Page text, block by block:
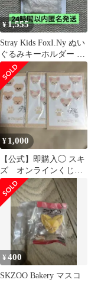
¥ 1,555
Stray Kids FoxI.Ny ぬい
ぐるみキーホルダー ス
キズ
¥ 1,000
【公式】即購入◯ スキ
ズ オンラインくじ
フォクシニー パピー
ム
¥400
SKZOO Bakery マスコ